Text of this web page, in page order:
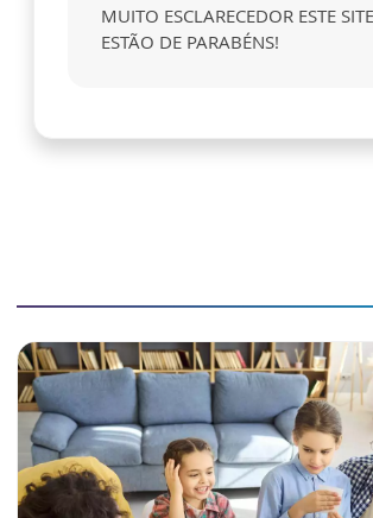
MUITO ESCLARECEDOR ESTE
ESTÃO DE PARABÉNS!